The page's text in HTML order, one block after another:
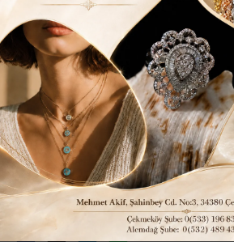
Ana Sayfa›Yerel Haberler
HOŞ GELDİN
ZİYARETLERİ
EDİYOR..
Giriş: 20-04-2021 23:45
Güncelleme: 20-04-2021 23:48